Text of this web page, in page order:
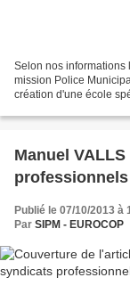
Selon nos informations
mission Police
création d'une école
Manuel
Publié le 07/10/2013 à
Par SIPM - EUROCOP